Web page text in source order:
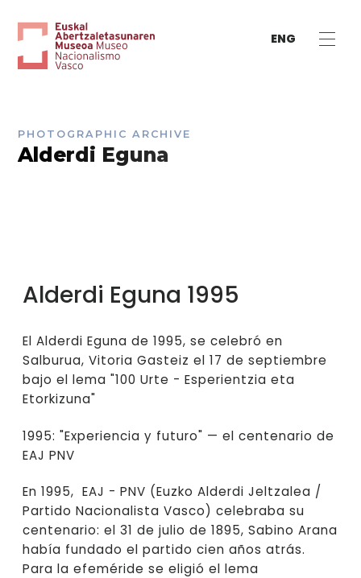
ENG
PHOTOGRAPHIC ARCHIVE
Alderdi Eguna
Alderdi Eguna 1995
El Alderdi Eguna de 1995, se celebró en
Salburua, Vitoria Gasteiz el 17 de septiembre
bajo el lema "100 Urte - Esperientzia eta
Etorkizuna"
1995: "Experiencia y futuro" — el centenario de
EAJ PNV
En 1995, EAJ - PNV (Euzko Alderdi Jeltzalea /
Partido Nacionalista Vasco) celebraba su
centenario: el 31 de julio de 1895, Sabino Arana
había fundado el partido cien años atrás.
Para la efeméride se eligió el lema